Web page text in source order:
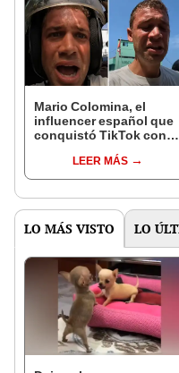
Mario Colomina, el
influencer español que
conquistó TikTok con
"Mi amor nació por la
gastronomía"
LEER MÁS
LO MÁS VISTO LO